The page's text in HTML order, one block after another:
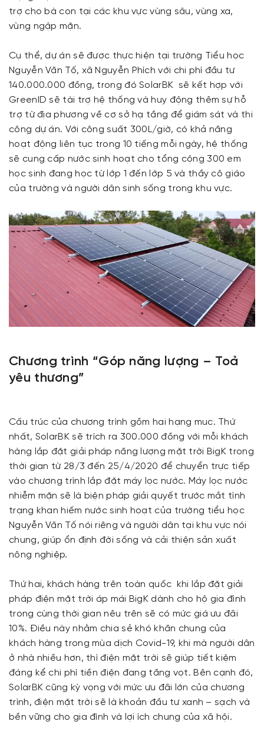
trợ cho bà con tại các khu vực vùng sâu, vùng xa,
vùng ngập mặn.
Cụ thể, dự án sẽ được thực hiện tại trường Tiểu học
Nguyễn Văn Tố, xã Nguyễn Phích với chi phí đầu tư
140.000.000 đồng, trong đó SolarBK sẽ kết hợp với
GreenID sẽ tài trợ hệ thống và huy động thêm sự hỗ
trợ từ địa phương về cơ sở hạ tầng để giám sát và thi
công dự án. Với công suất 300L/giờ, có khả năng
hoạt động liên tục trong 10 tiếng mỗi ngày, hệ thống
sẽ cung cấp nước sinh hoạt cho tổng cộng 300 em
học sinh đang học từ lớp 1 đến lớp 5 và thầy cô giáo
của trường và người dân sinh sống trong khu vực.
Chương trình “Góp năng lượng – Toả
yêu thương”
Cấu trúc của chương trình gồm hai hạng muc. Thứ
nhất, SolarBK sẽ trích ra 300.000 đồng với mỗi khách
hàng lắp đặt giải pháp năng lượng mặt trời BigK trong
thời gian từ 28/3 đến 25/4/2020 để chuyển trực tiếp
vào chương trình lắp đặt máy lọc nước. Máy lọc nước
nhiễm mặn sẽ là biện pháp giải quyết trước mắt tình
trạng khan hiếm nước sinh hoạt của trường tiểu học
Nguyễn Văn Tố nói riêng và người dân tại khu vực nói
chung, giúp ổn định đời sống và cải thiện sản xuất
nông nghiệp.
Thứ hai, khách hàng trên toàn quốc khi lắp đặt giải
pháp điện mặt trời áp mái BigK dành cho hộ gia đình
trong cùng thời gian nêu trên sẽ có mức giá ưu đãi
10%. Điều này nhằm chia sẻ khó khăn chung của
khách hàng trong mùa dịch Covid-19, khi mà người dân
ở nhà nhiều hơn, thì điện mặt trời sẽ giúp tiết kiệm
đáng kể chi phí tiền điện đang tăng vọt. Bên cạnh đó,
SolarBK cũng kỳ vọng với mức ưu đãi lớn của chương
trình, điện mặt trời sẽ là khoản đầu tư xanh – sạch và
bền vững cho gia đình và lợi ích chung của xã hội.